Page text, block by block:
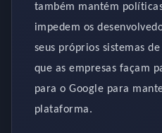
também mantém
impedem os
seus próprios sistemas
que as empresas façam
para o Google para
plataforma.